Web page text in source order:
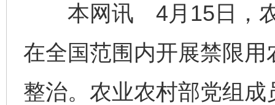
本网讯 4月15日，农
在全国范围内开展禁限
整治。农业农村部党组